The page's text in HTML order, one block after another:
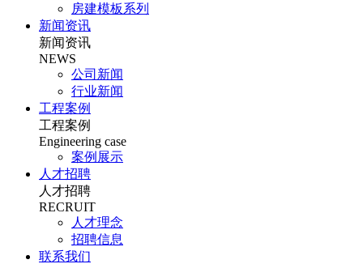
房建模板系列
新闻资讯
新闻资讯
NEWS
公司新闻
行业新闻
工程案例
工程案例
Engineering case
案例展示
人才招聘
人才招聘
RECRUIT
人才理念
招聘信息
联系我们